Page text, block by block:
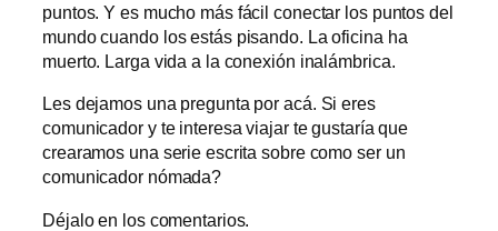
puntos. Y es mucho más fácil conectar los puntos del
mundo cuando los estás pisando. La oficina ha
muerto. Larga vida a la conexión inalámbrica.
Les dejamos una pregunta por acá. Si eres
comunicador y te interesa viajar te gustaría que
crearamos una serie escrita sobre como ser un
comunicador nómada?
Déjalo en los comentarios.